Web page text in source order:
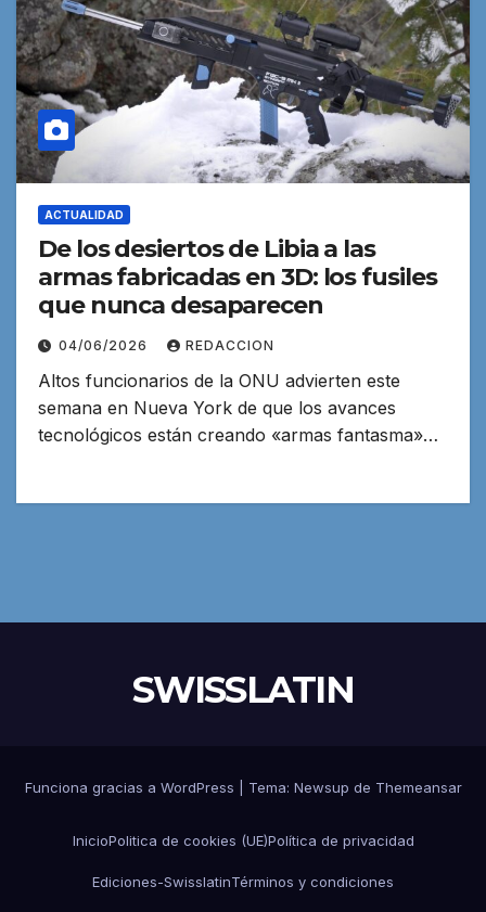
ACTUALIDAD
De los desiertos de Libia a las
armas fabricadas en 3D: los fusiles
que nunca desaparecen
04/06/2026 REDACCION
Altos funcionarios de la ONU advierten este
semana en Nueva York de que los avances
tecnológicos están creando «armas fantasma»…
SWISSLATIN
Funciona gracias a WordPress Tema: Newsup de Themeansar
InicioPolitica de cookies (UE)Política de privacidad
Ediciones-SwisslatinTérminos y condiciones